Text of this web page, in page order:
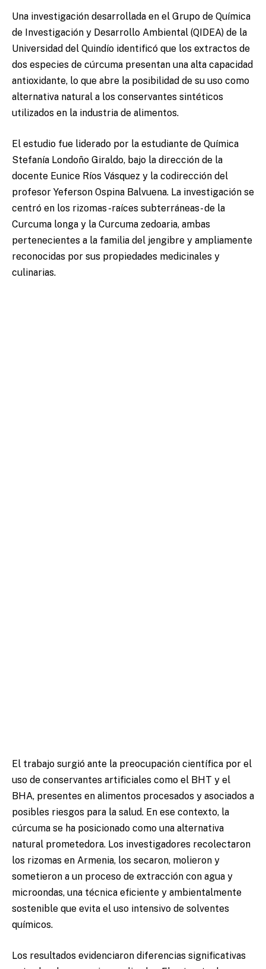
Una investigación desarrollada en el Grupo de Química
de Investigación y Desarrollo Ambiental (QIDEA) de la
Universidad del Quindío identificó que los extractos de
dos especies de cúrcuma presentan una alta capacidad
antioxidante, lo que abre la posibilidad de su uso como
alternativa natural a los conservantes sintéticos
utilizados en la industria de alimentos.
El estudio fue liderado por la estudiante de Química
Stefanía Londoño Giraldo, bajo la dirección de la
docente Eunice Ríos Vásquez y la codirección del
profesor Yeferson Ospina Balvuena. La investigación se
centró en los rizomas -raíces subterráneas- de la
Curcuma longa y la Curcuma zedoaria, ambas
pertenecientes a la familia del jengibre y ampliamente
reconocidas por sus propiedades medicinales y
culinarias.
El trabajo surgió ante la preocupación científica por el
uso de conservantes artificiales como el BHT y el
BHA, presentes en alimentos procesados y asociados a
posibles riesgos para la salud. En ese contexto, la
cúrcuma se ha posicionado como una alternativa
natural prometedora. Los investigadores recolectaron
los rizomas en Armenia, los secaron, molieron y
sometieron a un proceso de extracción con agua y
microondas, una técnica eficiente y ambientalmente
sostenible que evita el uso intensivo de solventes
químicos.
Los resultados evidenciaron diferencias significativas